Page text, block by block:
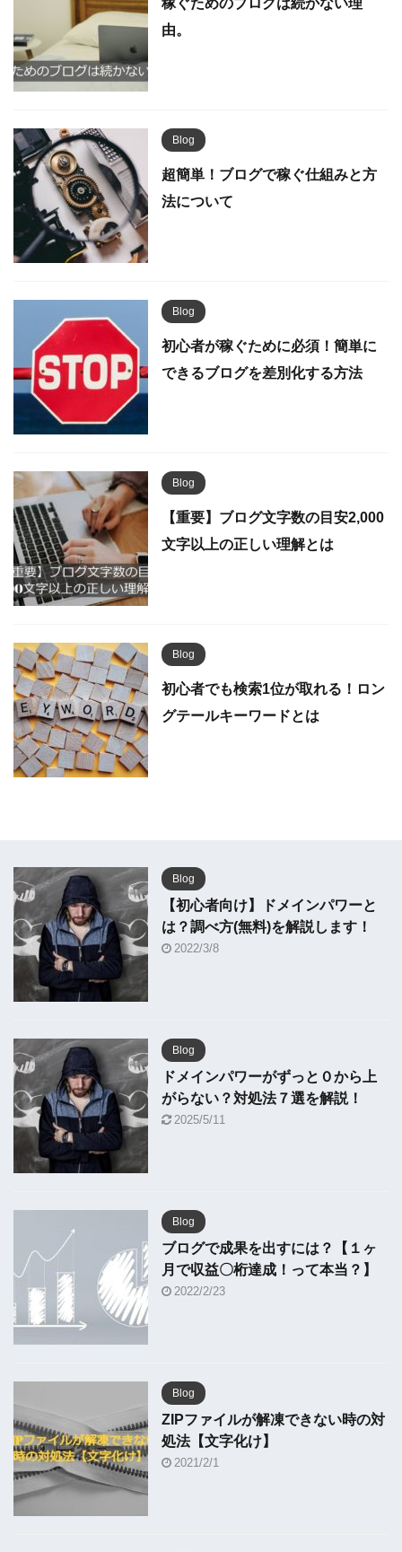
稼ぐためのブログは続かない理
由。
Blog
超簡単！ブログで稼ぐ仕組みと方
法について
Blog
初心者が稼ぐために必須！簡単に
できるブログを差別化する方法
Blog
【重要】ブログ文字数の目安2,000
文字以上の正しい理解とは
Blog
初心者でも検索1位が取れる！ロン
グテールキーワードとは
Blog
【初心者向け】ドメインパワーと
は？調べ方(無料)を解説します！
2022/3/8
Blog
ドメインパワーがずっと０から上
がらない？対処法７選を解説！
2025/5/11
Blog
ブログで成果を出すには？【１ヶ
月で収益〇桁達成！って本当？】
2022/2/23
Blog
ZIPファイルが解凍できない時の対
処法【文字化け】
2021/2/1